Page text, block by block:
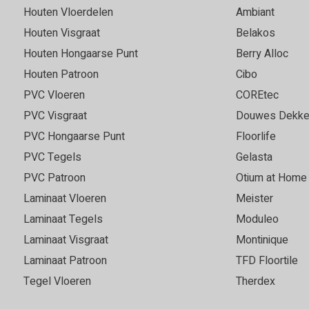
goed geholpen en
gekregen. Erg
in contact heeft gebracht
direct op de bestaande
is een fantastisch mooie
Fijn om grote
vloer in elk licht goed kan
snel leverbaar en we
ons uitkwam. Bezorgd
ook al was het
kwaliteit. Echt een
05-05-2026
Goede, vriendelijke
Super vloer en service top!
Houten Vloerdelen
Houten Visgraat
Houten Hongaarse Punt
Houten Patroon
PVC Vloeren
PVC Visgraat
PVC Hongaarse Punt
PVC Tegels
PVC Patroon
Laminaat Vloeren
Laminaat Tegels
Laminaat Visgraat
Laminaat Patroon
Tegel Vloeren
Ambiant
Belakos
Berry Alloc
Cibo
COREtec
Douwes
Floorlife
Gelasta
Otium at Home
Meister
Moduleo
Montinique
TFD Floortile
Therdex